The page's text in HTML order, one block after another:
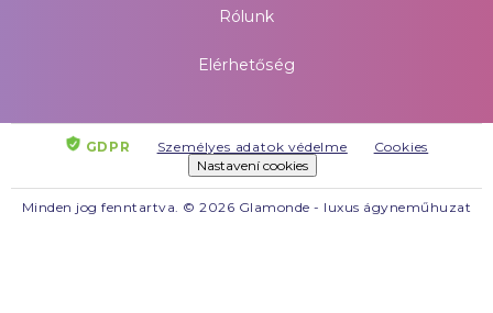
Rólunk
Elérhetőség
GDPR Személyes adatok védelme
Cookies
Nastavení cookies
Minden jog fenntartva. © 2026 Glamonde - luxus ágyneműhuzat